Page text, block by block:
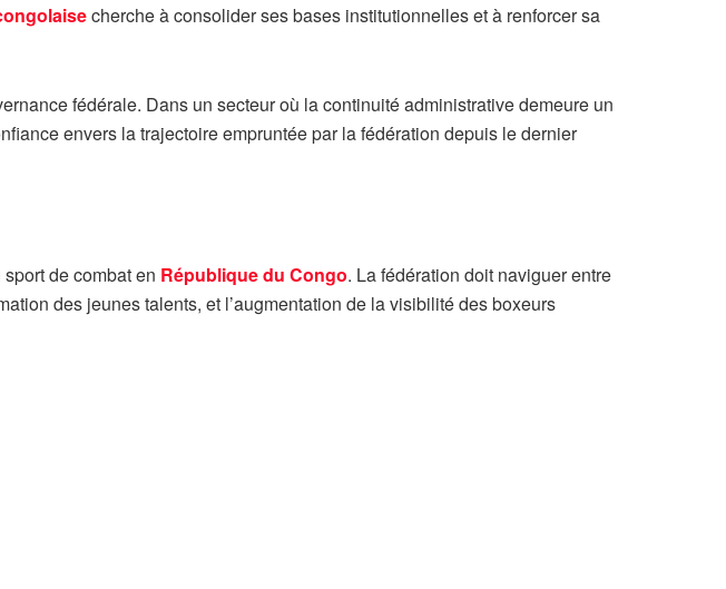
cherche à consolider ses bases institutionnelles et à renforcer sa
fédérale. Dans un secteur où la continuité administrative demeure un
envers la trajectoire empruntée par la fédération depuis le dernier
de combat en République du Congo. La fédération doit naviguer entre
des jeunes talents, et l’augmentation de la visibilité des boxeurs